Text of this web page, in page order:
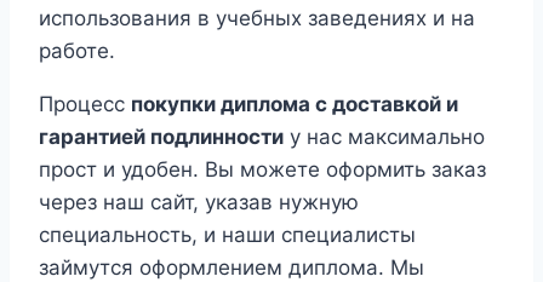
использования в учебных заведениях и на
работе.
Процесс покупки диплома с доставкой и
гарантией подлинности у нас максимально
прост и удобен. Вы можете оформить заказ
через наш сайт, указав нужную
специальность, и наши специалисты
займутся оформлением диплома. Мы